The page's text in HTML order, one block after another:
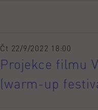
Čt 22/9/2022 18:00
Projekce filmu
(warm-up